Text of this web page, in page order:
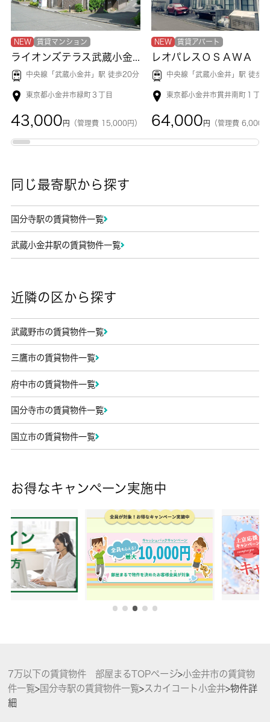
NEW 賃貸マンション
中央線「 武蔵小金井」駅 徒歩20分
東京都小金井市緑町３丁目
43,000 円 （管理費 15,000円）
NEW 賃貸アパート
レオパレスＯＳＡＷＡ
中央線「武蔵小金井 」駅 徒歩
東京都小金井市貫井南町１丁目
64,000 円 （管理費 6,000
同じ最寄駅から探す
国分寺駅の賃貸物件一覧
武蔵小金井駅の賃貸物件一覧
近隣の区から探す
武蔵野市の賃貸物件一覧
三鷹市の賃貸物件一覧
府中市の賃貸物件一覧
国分寺市の賃貸物件一覧
国立市の賃貸物件一覧
お得なキャンペーン実施中
7万以下の賃貸物件 部屋まるTOPページ>小金井市の賃貸物
件一覧>国分寺駅の賃貸物件一覧>スカイコート小金井>物件詳
細